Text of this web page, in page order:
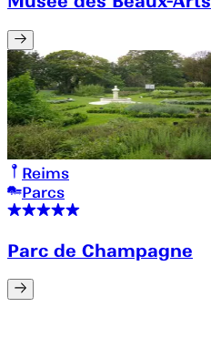
Reims
Parcs
Parc de Champagne